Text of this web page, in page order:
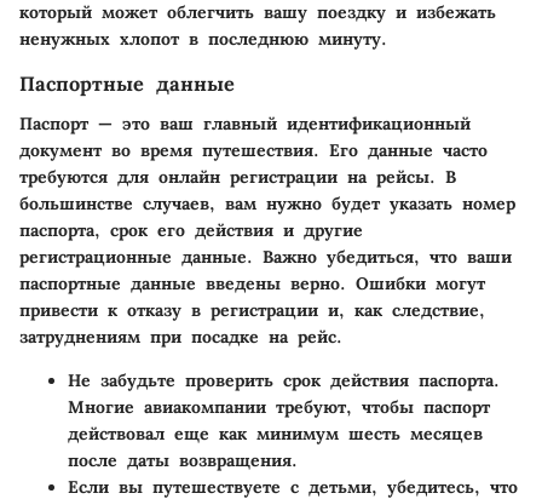
который может облегчить вашу поездку и избежать
ненужных хлопот в последнюю минуту.
Паспортные данные
Паспорт — это ваш главный идентификационный
документ во время путешествия. Его данные часто
требуются для онлайн регистрации на рейсы. В
большинстве случаев, вам нужно будет указать номер
паспорта, срок его действия и другие
регистрационные данные. Важно убедиться, что ваши
паспортные данные введены верно. Ошибки могут
привести к отказу в регистрации и, как следствие,
затруднениям при посадке на рейс.
Не забудьте проверить срок действия паспорта.
Многие авиакомпании требуют, чтобы паспорт
действовал еще как минимум шесть месяцев
после даты возвращения.
Если вы путешествуете с детьми, убедитесь, что